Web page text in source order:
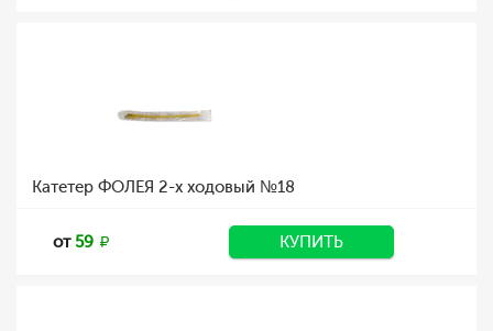
Катетер ФОЛЕЯ 2-х ходовый №18
от59 КУПИТЬ